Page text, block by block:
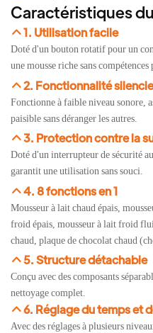
Caractéristiques
1. Utilisation facile
Doté d'un bouton rotatif pour un
une mousse riche sans
2. Fonctionnalité
Fonctionne à faible niveau sonore,
paisible sans déranger les autres.
3. Protection contre la
Doté d'un interrupteur de sécurité
garantit une utilisation sans souci.
4. 8 fonctions en 1
Mousseur à lait chaud épais,
froid épais, mousseur à lait froid
chaud, plaque de chocolat chaud
5. Structure détachable
Conçu avec des composants
nettoyage complet.
6. Réglage du temps et
Avec des réglages à plusieurs